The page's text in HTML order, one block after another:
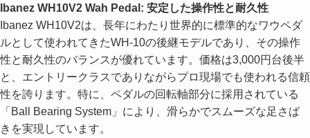
Ibanez WH10V2 Wah Pedal: 安定した操作性と耐久性
Ibanez WH10V2は、長年にわたり世界的に標準的なワウペダ
ルとして使われてきたWH-10の後継モデルであり、その操作
性と耐久性のバランスが優れています。価格は3,000円台後半
と、エントリークラスでありながらプロ現場でも使われる信頼
性を誇ります。特に、ペダルの回転軸部分に採用されている
「Ball Bearing System」により、滑らかでスムーズな足さば
きを実現しています。